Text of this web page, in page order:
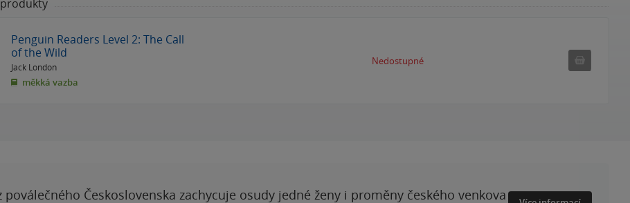
Penguin Readers Level 2: The Call
of the Wild
Jack London
měkká vazba
Nedostupné
poválečného Československa zachycuje osudy jedné ženy i proměny českého venkova